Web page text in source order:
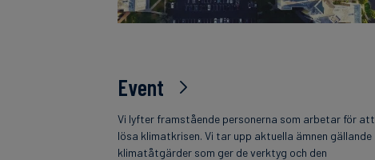
Event
Vi lyfter framstående personerna som arbetar för att
lösa klimatkrisen. Vi tar upp aktuella ämnen gällande
klimatåtgärder som ger de verktyg och den